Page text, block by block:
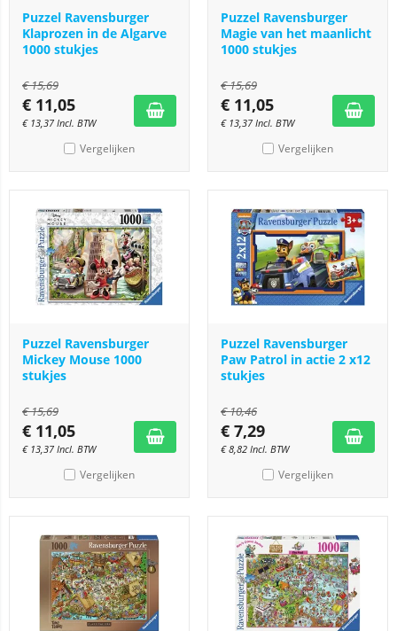
Puzzel Ravensburger
Klaprozen in de Algarve
1000 stukjes
€15,69
€ 11,05
€ 13,37 Incl. BTW
Vergelijken
Puzzel Ravensburger
Magie van het maanlicht
1000 stukjes
€15,69
€ 11,05
€ 13,37 Incl. BTW
Vergelijken
Puzzel Ravensburger
Mickey Mouse 1000
stukjes
€15,69
€ 11,05
€ 13,37 Incl. BTW
Vergelijken
Puzzel Ravensburger
Paw Patrol in actie 2 x12
stukjes
€10,46
€ 7,29
€8,82 Incl. BTW
Vergelijken